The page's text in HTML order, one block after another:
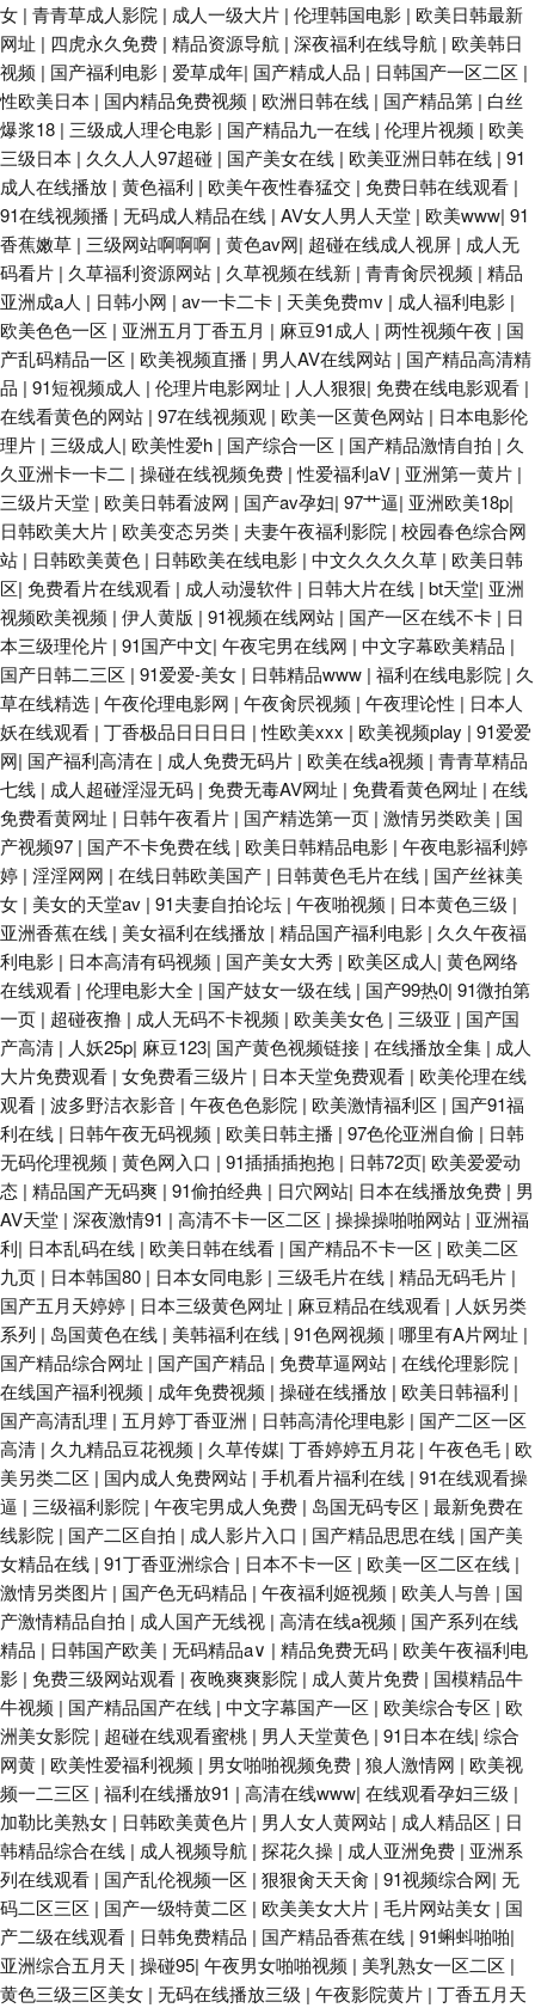
女 | 青青草成人影院 | 成人一级大片 | 伦理韩国电影 | 欧美日韩最新
网址 | 四虎永久免费 | 精品资源导航 | 深夜福利在线导航 | 欧美韩日
视频 | 国产福利电影 | 爱草成年| 国产精成人品 | 日韩国产一区二区 |
性欧美日本 | 国内精品免费视频 | 欧洲日韩在线 | 国产精品第 | 白丝
爆浆18 | 三级成人理仑电影 | 国产精品九一在线 | 伦理片视频 | 欧美
三级日本 | 久久人人97超碰 | 国产美女在线 | 欧美亚洲日韩在线 | 91
成人在线播放 | 黄色福利 | 欧美午夜性春猛交 | 免费日韩在线观看 |
91在线视频播 | 无码成人精品在线 | AV女人男人天堂 | 欧美www| 91
香蕉嫩草 | 三级网站啊啊啊 | 黄色av网| 超碰在线成人视屏 | 成人无
码看片 | 久草福利资源网站 | 久草视频在线新 | 青青肏屄视频 | 精品
亚洲成a人 | 日韩小网 | av一卡二卡 | 天美免费mv | 成人福利电影 |
欧美色色一区 | 亚洲五月丁香五月 | 麻豆91成人 | 两性视频午夜 | 国
产乱码精品一区 | 欧美视频直播 | 男人AV在线网站 | 国产精品高清精
品 | 91短视频成人 | 伦理片电影网址 | 人人狠狠| 免费在线电影观看 |
在线看黄色的网站 | 97在线视频观 | 欧美一区黄色网站 | 日本电影伦
理片 | 三级成人| 欧美性爱h | 国产综合一区 | 国产精品激情自拍 | 久
久亚洲卡一卡二 | 操碰在线视频免费 |性爱福利aV | 亚洲第一黄片 |
三级片天堂 | 欧美日韩看波网 | 国产av孕妇| 97艹逼| 亚洲欧美18p|
日韩欧美大片 | 欧美变态另类 | 夫妻午夜福利影院 | 校园春色综合网
站 | 日韩欧美黄色 | 日韩欧美在线电影 | 中文久久久久草 | 欧美日韩
区| 免费看片在线观看 | 成人动漫软件 | 日韩大片在线 | bt天堂| 亚洲
视频欧美视频 | 伊人黄版 | 91视频在线网站 | 国产一区在线不卡 | 日
本三级理伦片 | 91国产中文| 午夜宅男在线网 | 中文字幕欧美精品 |
国产日韩二三区 | 91爱爱-美女 | 日韩精品www | 福利在线电影院 | 久
草在线精选 | 午夜伦理电影网 | 午夜肏屄视频 | 午夜理论性 | 日本人
妖在线观看 | 丁香极品日日日日 |性欧美xxx | 欧美视频play | 91爱爱
网| 国产福利高清在 | 成人免费无码片 | 欧美在线a视频 | 青青草精品
七线 | 成人超碰淫湿无码 | 免费无毒AV网址 | 免費看黄色网址 | 在线
免费看黄网址 | 日韩午夜看片 | 国产精选第一页 | 激情另类欧美 | 国
产视频97 | 国产不卡免费在线 | 欧美日韩精品电影 | 午夜电影福利婷
婷 | 淫淫网网 | 在线日韩欧美国产 | 日韩黄色毛片在线 | 国产丝袜美
女 | 美女的天堂av | 91夫妻自拍论坛 | 午夜啪视频 | 日本黄色三级 |
亚洲香蕉在线 | 美女福利在线播放 | 精品国产福利电影 | 久久午夜福
利电影 | 日本高清有码视频 | 国产美女大秀 | 欧美区成人| 黄色网络
在线观看 | 伦理电影大全 | 国产妓女一级在线 | 国产99热0| 91微拍第
一页 | 超碰夜撸 | 成人无码不卡视频 | 欧美美女色 | 三级亚 | 国产国
产高清 | 人妖25p| 麻豆123| 国产黄色视频链接 | 在线播放全集 | 成人
大片免费观看 | 女免费看三级片 | 日本天堂免费观看 | 欧美伦理在线
观看 | 波多野洁衣影音 | 午夜色色影院 | 欧美激情福利区 | 国产91福
利在线 | 日韩午夜无码视频 | 欧美日韩主播 | 97色伦亚洲自偷 | 日韩
无码伦理视频 | 黄色网入口 | 91插插插抱抱 | 日韩72页| 欧美爱爱动
态 | 精品国产无码爽 | 91偷拍经典 | 日穴网站| 日本在线播放免费 | 男
AV天堂 | 深夜激情91 | 高清不卡一区二区 | 操操操啪啪网站 | 亚洲福
利| 日本乱码在线 | 欧美日韩在线看 | 国产精品不卡一区 | 欧美二区
九页 | 日本韩国80 | 日本女同电影 | 三级毛片在线 | 精品无码毛片 |
国产五月天婷婷 | 日本三级黄色网址 | 麻豆精品在线观看 | 人妖另类
系列 | 岛国黄色在线 | 美韩福利在线 | 91色网视频 | 哪里有A片网址 |
国产精品综合网址 | 国产国产精品 | 免费草逼网站 | 在线伦理影院 |
在线国产福利视频 | 成年免费视频 | 操碰在线播放 | 欧美日韩福利 |
国产高清乱理 | 五月婷丁香亚洲 | 日韩高清伦理电影 | 国产二区一区
高清 | 久九精品豆花视频 | 久草传媒| 丁香婷婷五月花 | 午夜色毛 | 欧
美另类二区 | 国内成人免费网站 | 手机看片福利在线 | 91在线观看操
逼 | 三级福利影院 | 午夜宅男成人免费 | 岛国无码专区 | 最新免费在
线影院 | 国产二区自拍 | 成人影片入口 | 国产精品思思在线 | 国产美
女精品在线 | 91丁香亚洲综合 | 日本不卡一区 | 欧美一区二区在线 |
激情另类图片 | 国产色无码精品 | 午夜福利姬视频 | 欧美人与兽 | 国
产激情精品自拍 | 成人国产无线视 | 高清在线a视频 | 国产系列在线
精品 | 日韩国产欧美 | 无码精品a∨ | 精品免费无码 | 欧美午夜福利电
影 | 免费三级网站观看 | 夜晚爽爽影院 | 成人黄片免费 | 国模精品牛
牛视频 | 国产精品国产在线 | 中文字幕国产一区 | 欧美综合专区 | 欧
洲美女影院 | 超碰在线观看蜜桃 | 男人天堂黄色 | 91日本在线| 综合
网黄 | 欧美性爱福利视频 | 男女啪啪视频免费 | 狼人激情网 | 欧美视
频一二三区 | 福利在线播放91 | 高清在线www| 在线观看孕妇三级 |
加勒比美熟女 | 日韩欧美黄色片 | 男人女人黄网站 | 成人精品区 | 日
韩精品综合在线 | 成人视频导航 | 探花久操 | 成人亚洲免费 | 亚洲系
列在线观看 | 国产乱伦视频一区 | 狠狠肏天天肏 | 91视频综合网| 无
码二区三区 | 国产一级特黄二区 | 欧美美女大片 | 毛片网站美女 | 国
产二级在线观看 | 日韩免费精品 | 国产精品香蕉在线 | 91蝌蚪啪啪|
亚洲综合五月天 | 操碰95| 午夜男女啪啪视频 | 美乳熟女一区二区 |
黄色三级三区美女 | 无码在线播放三级 | 午夜影院黄片 | 丁香五月天